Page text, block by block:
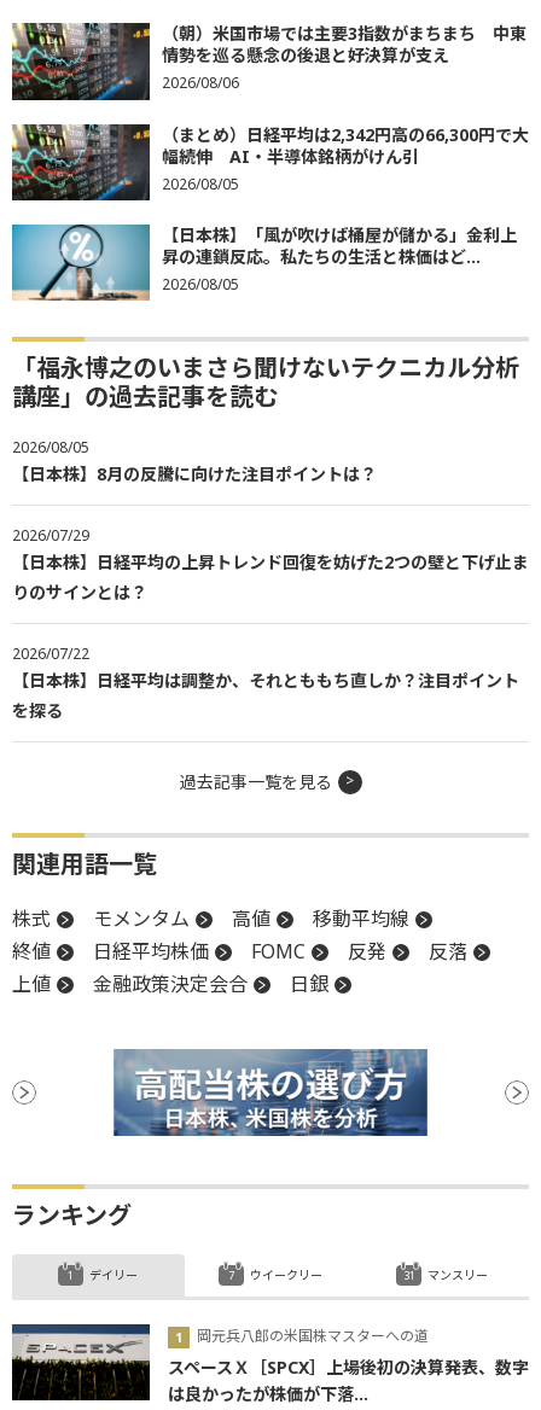
（朝）米国市場では主要3指数がまちまち 中東
情勢を巡る懸念の後退と好決算が支え
2026/08/06
（まとめ）日経平均は2,342円高の66,300円で大
幅続伸 AI・半導体銘柄がけん引
2026/08/05
【日本株】「風が吹けば桶屋が儲かる」金利上
昇の連鎖反応。私たちの生活と株価はど...
2026/08/05
「福永博之のいまさら聞けないテクニカル分析
講座」の過去記事を読む
2026/08/05
【日本株】8月の反騰に向けた注目ポイントは？
2026/07/29
【日本株】日経平均の上昇トレンド回復を妨げた2つの壁と下げ止ま
りのサインとは？
2026/07/22
【日本株】日経平均は調整か、それとももち直しか？注目ポイント
を探る
過去記事一覧を見る
関連用語一覧
株式 モメンタム 高値
移動平均線
終値
日経平均株価 FOMC 反発
反落
上値
金融政策決定会合 日銀
ランキング
デイリー
岡元兵八郎の米国株マスターへの道
スペースＸ［SPCX］上場後初の決算発表、数字
は良かったが株価が下落...
ウイークリー マンスリー